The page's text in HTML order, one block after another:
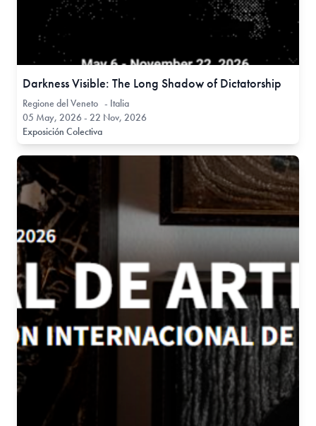
Darkness Visible: The Long Shadow of Dictatorship
Regione del Veneto - Italia
05 May, 2026 - 22 Nov, 2026
Exposición Colectiva